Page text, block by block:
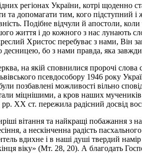
регіонах України, котрі
допомагати тим, кого підступний
Подібне відчули й апостоли,
життя і до кожного з нас лунають
Христос перебуває з нами, Він
бо з нами правда, яка
на якій сповнилися пророчі
псевдособору 1946 року
позбавлені можливості вільно
міцнішими, а кров наших мучеників
ХХ ст. пережила радісний досвід
вітання та найкращі побажання з
а нескінченна радість
вдихне і в наші душі твердий
віку» (Мт. 28, 20). А благодать